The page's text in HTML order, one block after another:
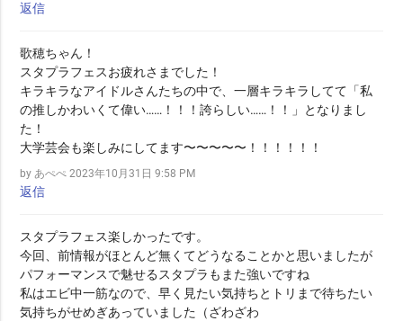
返信
歌穂ちゃん！
スタプラフェスお疲れさまでした！
キラキラなアイドルさんたちの中で、一層キラキラしてて「私
の推しかわいくて偉い……！！！誇らしい……！！」となりまし
た！
大学芸会も楽しみにしてます〜〜〜〜〜！！！！！！
by あぺぺ 2023年10月31日 9:58 PM
返信
スタプラフェス楽しかったです。
今回、前情報がほとんど無くてどうなることかと思いましたが
パフォーマンスで魅せるスタプラもまた強いですね
私はエビ中一筋なので、早く見たい気持ちとトリまで待ちたい
気持ちがせめぎあっていました（ざわざわ